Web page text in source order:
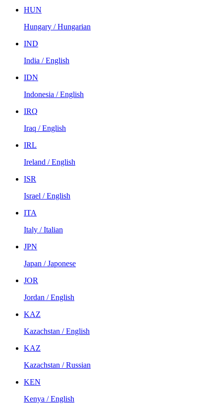
HUN
Hungary / Hungarian
IND
India / English
IDN
Indonesia / English
IRQ
Iraq / English
IRL
Ireland / English
ISR
Israel / English
ITA
Italy / Italian
JPN
Japan / Japonese
JOR
Jordan / English
KAZ
Kazachstan / English
KAZ
Kazachstan / Russian
KEN
Kenya / English